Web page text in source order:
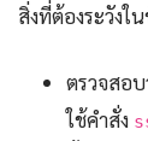
สิ่งที่ต้องระวัง
ตรวจสอ
ใช้คำสั่ง